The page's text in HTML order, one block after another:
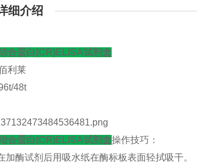
细介绍
合蛋白(CR)ELISA试剂盒
利莱
48t
合蛋白(CR)ELISA试剂盒操作技巧：
加酶试剂后用吸水纸在酶标板表面轻拭吸干。